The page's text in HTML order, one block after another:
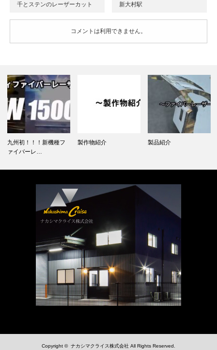
千とステンのレーザーカット 新大村駅
コメントは利用できません。
九州初！！！新機種フ
ァイバーレ…
製作物紹介 製品紹介
Copyright © ナカシマクライス株式会社 All Rights Reserved.